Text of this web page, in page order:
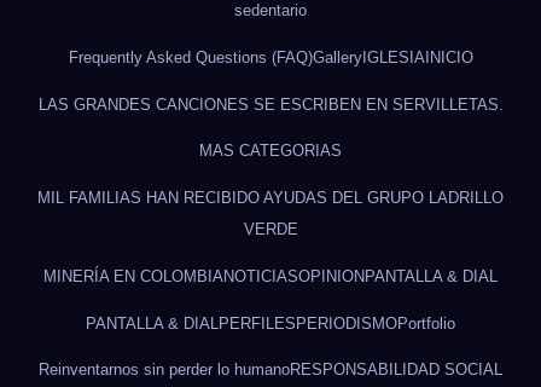
sedentario
Frequently Asked Questions (FAQ)GalleryIGLESIA INICIO
LAS GRANDES CANCIONES SE ESCRIBEN EN SERVILLETAS.
MAS CATEGORIAS
MIL FAMILIAS HAN RECIBIDO AYUDAS DEL GRUPO LADRILLO
VERDE
MINERÍA EN COLOMBIA NOTICIASOPINION PANTALLA & DIAL
PANTALLA & DIAL PERFILESPERIODISMOPortfolio
Reinventarnos sin perder lo humanoRESPONSABILIDAD SOCIAL